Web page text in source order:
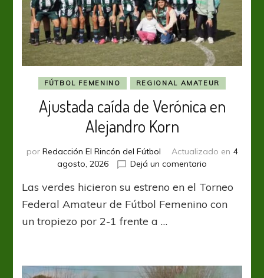
FÚTBOL FEMENINO REGIONAL AMATEUR
Ajustada caída de Verónica en
Alejandro Korn
por Redacción El Rincón del Fútbol Actualizado en 4
agosto, 2026
Dejá un comentario
caída
de
Las verdes hicieron su estreno en el Torneo
Federal Amateur de Fútbol Femenino con
un tropiezo por 2-1 frente a …